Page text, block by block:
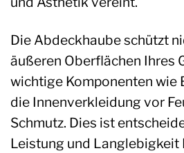
Die Abdeckhaube schützt
äußeren Oberflächen Ihres
wichtige Komponenten wie
die Innenverkleidung vor
Schmutz. Dies ist
Leistung und Langlebigkeit